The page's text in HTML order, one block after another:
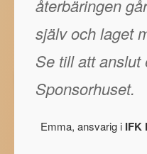
återbäringen
själv och laget
Se till att anslut
Sponsorhuset.
Emma, ansvarig i IFK